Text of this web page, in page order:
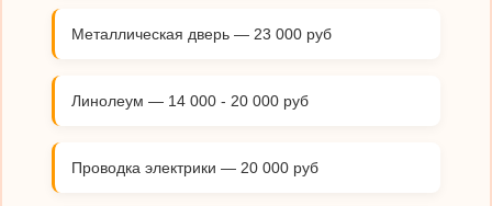
Металлическая дверь — 23 000 руб
Линолеум — 14 000 - 20 000 руб
Проводка электрики — 20 000 руб